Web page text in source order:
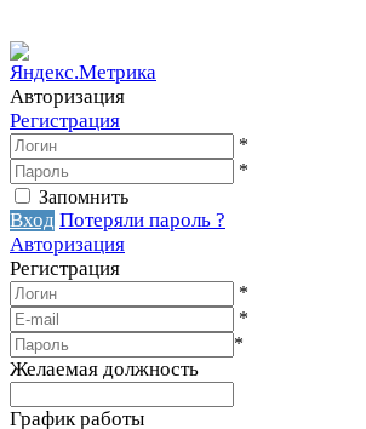
Авторизация
Регистрация
*
*
Запомнить
Вход Потеряли пароль ?
Авторизация
Регистрация
*
*
*
Желаемая должность
График работы